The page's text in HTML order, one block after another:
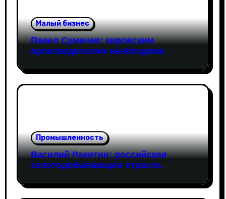
Малый бизнес
Павел Сумачев: кировским
производителям необходимо
рынок
Промышленность
Василий Ракитин: российская
золотодобывающая отрасль
благодаря перестройке экспорта и
технологической устойчивости